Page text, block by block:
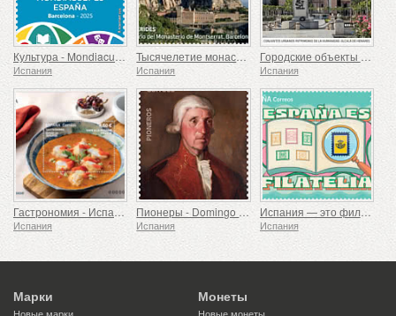
Культура - Mondiacult 25 Испания, Барселона
Испания
Тысячелетие монастыря Монсеррат, Барселона
Испания
Городские объекты всемирного наследия – Алькала-де-Энарес
Испания
Гастрономия - Испания в 19 блюдах, Мелилья, Морской черт по-русадирски
Испания
Пионеры - Domingo de Bonechea
Испания
Испания — это филателия
Испания
Марки
Монеты